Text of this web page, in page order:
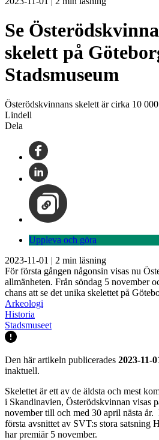
Se
skelett på
Stadsmuseum
Österödskvinnans skelett är cirka 10
Lindell
Dela
Uppleva och göra
2023-11-01 | 2 min läsning
För första gången någonsin visas nu
allmänheten. Från söndag 5 november
chans att se det unika skelettet på
Arkeologi
Historia
Stadsmuseet
Den här artikeln publicerades 2023-11-
inaktuell.
Skelettet är ett av de äldsta och mest
i Skandinavien, Österödskvinnan visas
november till och med 30 april nästa år.
första avsnittet av SVT:s stora satsning
har premiär 5 november.